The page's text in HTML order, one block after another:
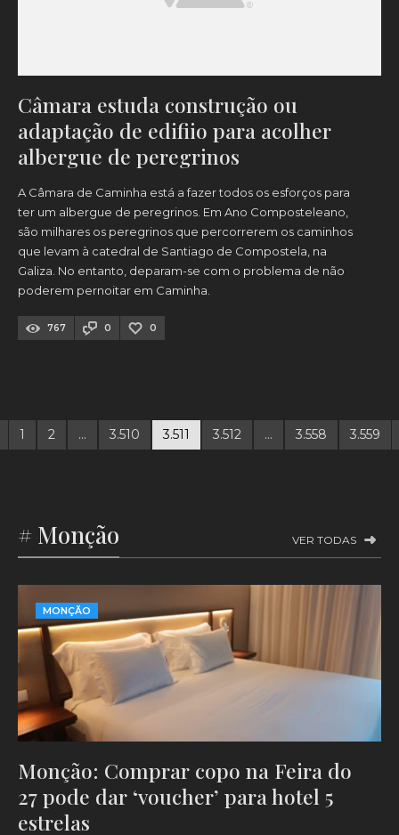
Câmara estuda construção ou
adaptação de edifiio para acolher
albergue de peregrinos
A Câmara de Caminha está a fazer todos os esforços para
ter um albergue de peregrinos. Em Ano Composteleano,
são milhares os peregrinos que percorrerem os caminhos
que levam à catedral de Santiago de Compostela, na
Galiza. No entanto, deparam-se com o problema de não
poderem pernoitar em Caminha.
767 0 0
1 2 … 3.510 3.511 3.512 … 3.558 3.559
# Monção VER TODAS
MONÇÃO
Monção: Comprar copo na Feira do
27 pode dar ‘voucher’ para hotel 5
estrelas